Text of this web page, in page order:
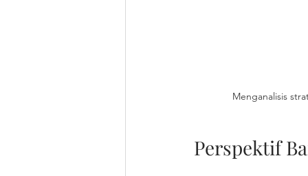
Menganalisis
Perspektif